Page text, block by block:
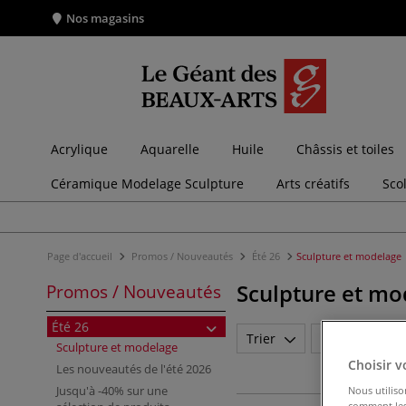
Nos magasins
Acrylique Aquarelle Huile Châssis et toiles
Céramique Modelage Sculpture
Arts créatifs
Page d'accueil Promos / Nouveautés Été 26 Sculpture et modelage
Promos / Nouveautés
Été 26
Sculpture et modelage
Les nouveautés de l'été 2026
Jusqu'à -40% sur une
Sculpture et
Trier
Choisir
Nous